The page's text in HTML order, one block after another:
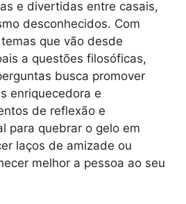
e divertidas entre casais,
desconhecidos. Com
que vão desde
a questões filosóficas,
busca promover
enriquecedora e
de reflexão e
para quebrar o gelo em
laços de amizade ou
melhor a pessoa ao seu